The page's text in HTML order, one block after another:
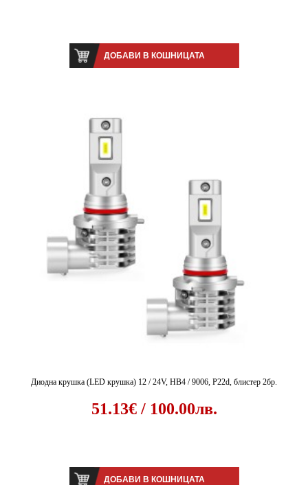
ДОБАВИ В КОШНИЦАТА
Диодна крушка (LED крушка) 12 / 24V, HB4 / 9006, P22d, блистер 2бр.
51.13€ / 100.00лв.
ДОБАВИ В КОШНИЦАТА